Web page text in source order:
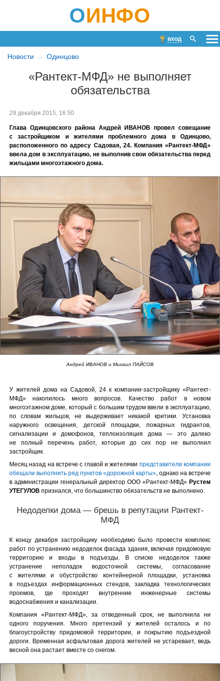
ОИНФО
вход
Новости Одинцово
«Рантект-МФД» не выполняет
обязательства
29 декабря 2015, 16:50
Глава Одинцовского района Андрей ИВАНОВ провел совещание
с застройщиком и жителями проблемного дома в Одинцово,
расположенного по адресу Садовая, 24. Компания «Рантект-МФД»
ввела дом в эксплуатацию, не выполнив свои обязательства перед
жильцами многоэтажного дома.
Андрей ИВАНОВ и Михаил ПАЙСОВ
У жителей дома на Садовой, 24 к компании-застройщику «Рантект-
МФД» накопилось много вопросов. Качество работ в новом
многоэтажном доме, который с большим трудом ввели в эксплуатацию,
по словам жильцов, не выдерживает никакой критики. Установка
наружного освещения, детской площадки, пожарных гидрантов,
сигнализации и домофонов, теплоизоляция дома — это далеко
не полный перечень работ, которые до сих пор не выполнил
застройщик.
Месяц назад на встрече с главой и жителями представители компании
обещали выполнить ряд пунктов «дорожной карты», однако на встрече
в администрации генеральный директор ООО «Рантект-МФД» Рустем
УТЕГУЛОВ признался, что большинство обязательств не выполнено.
Недоделки дома — брешь в репутации Рантект-
МФД
К концу декабря застройщику необходимо было провести комплекс
работ по устранению недоделок фасада здания, включая придомовую
территорию и входы в подъезды. В списке недоделок также
устранение неполадок водосточной системы, согласование
с жителями и обустройство контейнерной площадки, установка
в подъездах информационных стендов, закладка технологических
проемов, где проходят внутренние инженерные системы
водоснабжения и канализации.
Компания «Рантект-МФД», за отведенный срок, не выполнила ни
одного поручения. Много претензий у жителей осталось и по
благоустройству придомовой территории, и покрытию подъездной
дороги. Временная асфальтовая дорога жителей не устаревает, ведь
весной она растает вместе со снегом.